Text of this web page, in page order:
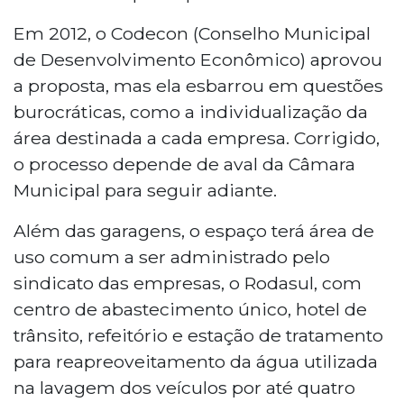
Em 2012, o Codecon (Conselho Municipal
de Desenvolvimento Econômico) aprovou
a proposta, mas ela esbarrou em questões
burocráticas, como a individualização da
área destinada a cada empresa. Corrigido,
o processo depende de aval da Câmara
Municipal para seguir adiante.
Além das garagens, o espaço terá área de
uso comum a ser administrado pelo
sindicato das empresas, o Rodasul, com
centro de abastecimento único, hotel de
trânsito, refeitório e estação de tratamento
para reapreoveitamento da água utilizada
na lavagem dos veículos por até quatro